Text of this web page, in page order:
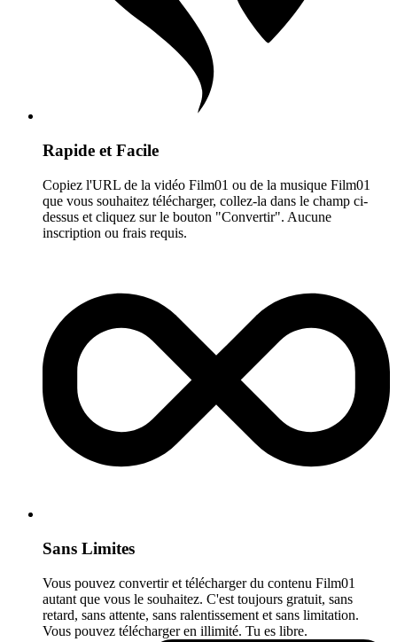
Rapide et Facile
Copiez l'URL de la vidéo Film01 ou de la musique Film01
que vous souhaitez télécharger, collez-la dans le champ ci-
dessus et cliquez sur le bouton "Convertir". Aucune
inscription ou frais requis.
Sans Limites
Vous pouvez convertir et télécharger du contenu Film01
autant que vous le souhaitez. C'est toujours gratuit, sans
retard, sans attente, sans ralentissement et sans limitation.
Vous pouvez télécharger en illimité. Tu es libre.